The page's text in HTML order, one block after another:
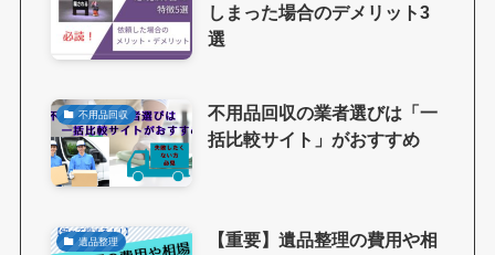
しまった場合のデメリット3
選
不用品回収
不用品回収の業者選びは「一
括比較サイト」がおすすめ
遺品整理
【重要】遺品整理の費用や相